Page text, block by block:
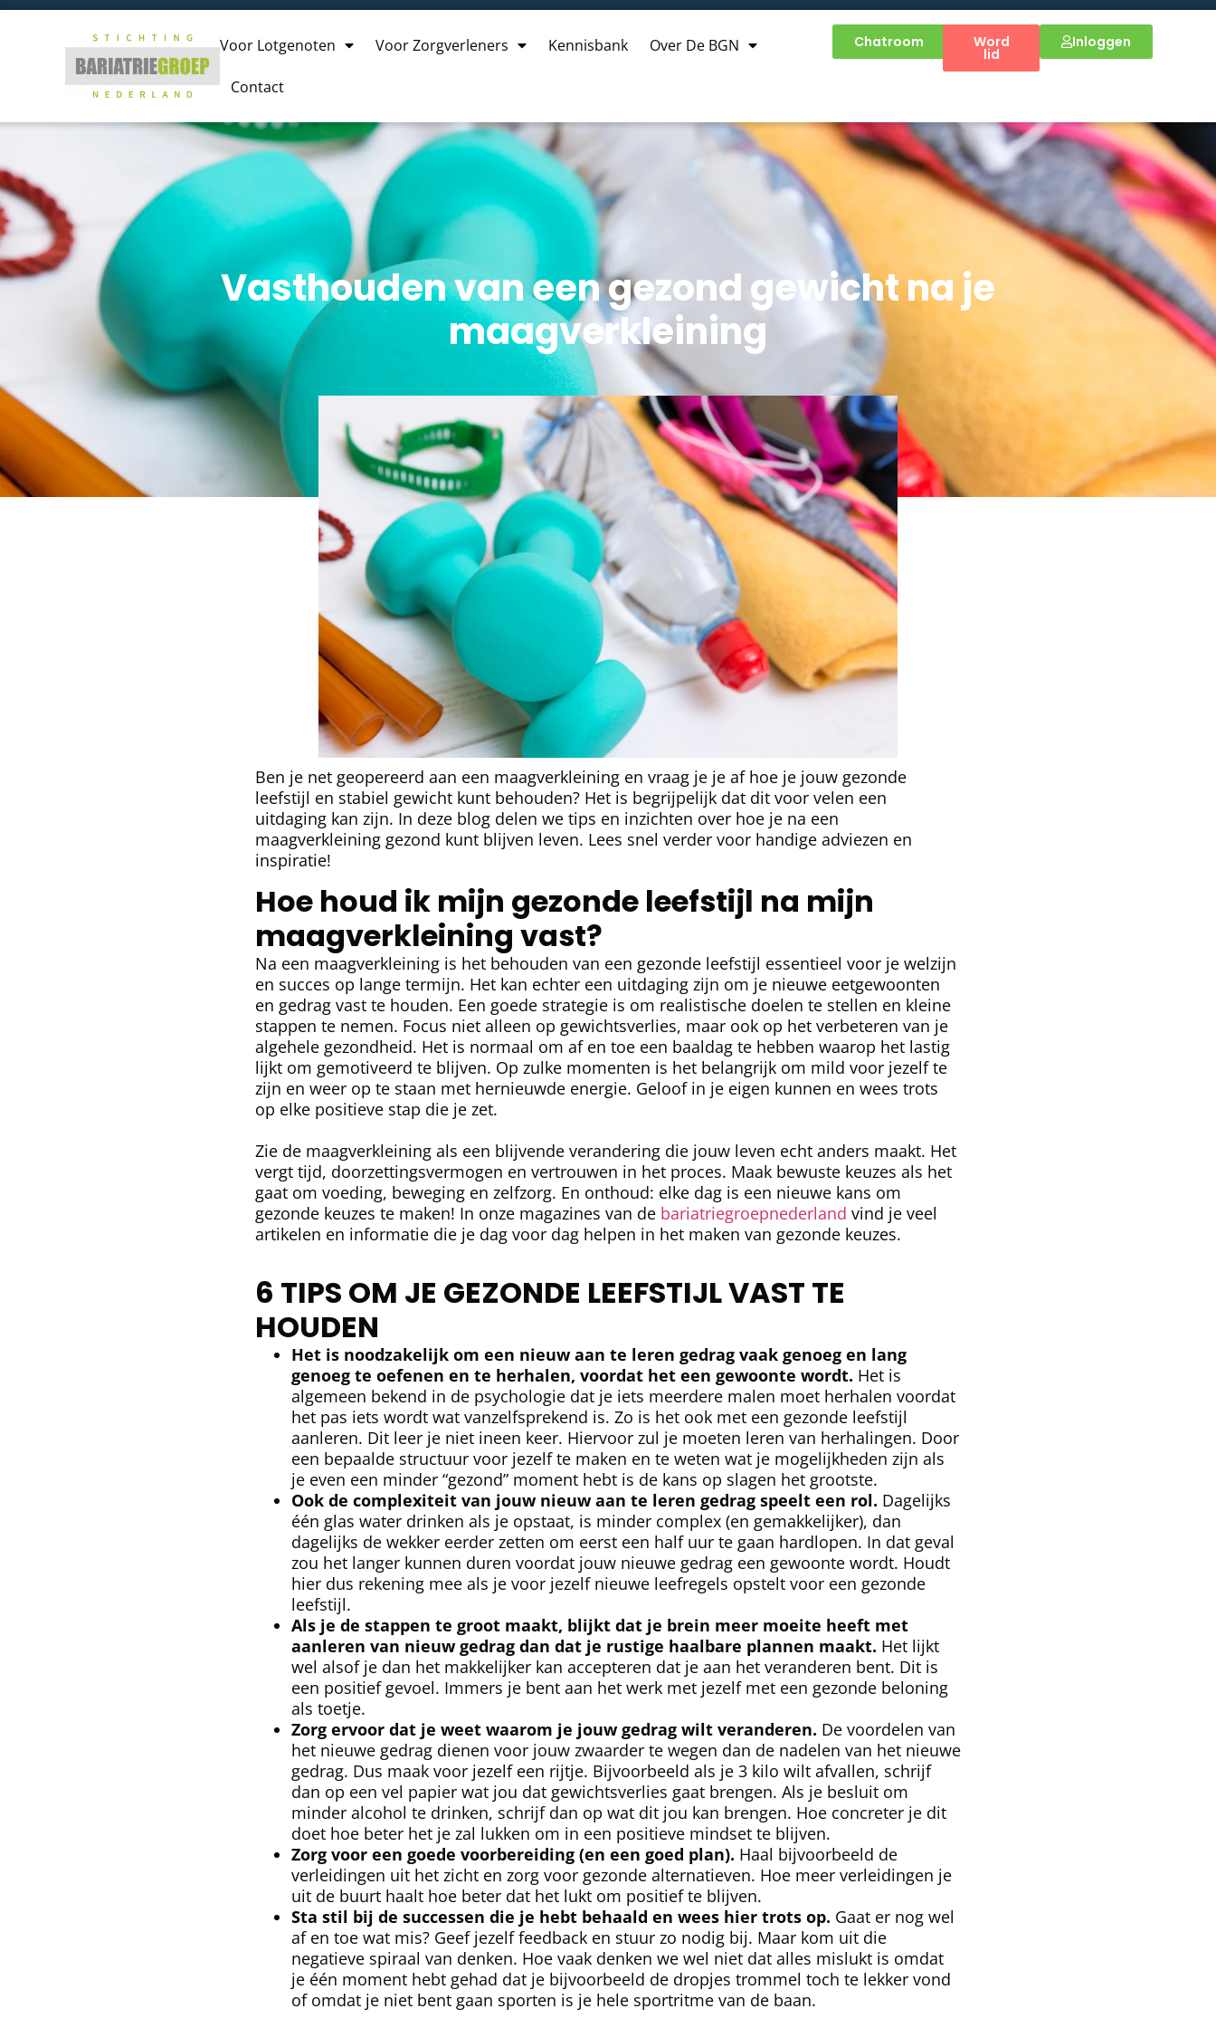
Voor Lotgenoten Voor Zorgverleners Kennisbank Over De BGN
Contact
Chatroom Word
lid
Inloggen
Vasthouden van een gezond gewicht na je
maagverkleining
Ben je net geopereerd aan een maagverkleining en vraag je je af hoe je jouw gezonde
leefstijl en stabiel gewicht kunt behouden? Het is begrijpelijk dat dit voor velen een
uitdaging kan zijn. In deze blog delen we tips en inzichten over hoe je na een
maagverkleining gezond kunt blijven leven. Lees snel verder voor handige adviezen en
inspiratie!
Hoe houd ik mijn gezonde leefstijl na mijn
maagverkleining vast?
Na een maagverkleining is het behouden van een gezonde leefstijl essentieel voor je welzijn
en succes op lange termijn. Het kan echter een uitdaging zijn om je nieuwe eetgewoonten
en gedrag vast te houden. Een goede strategie is om realistische doelen te stellen en kleine
stappen te nemen. Focus niet alleen op gewichtsverlies, maar ook op het verbeteren van je
algehele gezondheid. Het is normaal om af en toe een baaldag te hebben waarop het lastig
lijkt om gemotiveerd te blijven. Op zulke momenten is het belangrijk om mild voor jezelf te
zijn en weer op te staan met hernieuwde energie. Geloof in je eigen kunnen en wees trots
op elke positieve stap die je zet.
Zie de maagverkleining als een blijvende verandering die jouw leven echt anders maakt. Het
vergt tijd, doorzettingsvermogen en vertrouwen in het proces. Maak bewuste keuzes als het
gaat om voeding, beweging en zelfzorg. En onthoud: elke dag is een nieuwe kans om
gezonde keuzes te maken! In onze magazines van de bariatriegroepnederland vind je veel
artikelen en informatie die je dag voor dag helpen in het maken van gezonde keuzes.
6 TIPS OM JE GEZONDE LEEFSTIJL VAST TE
HOUDEN
Het is noodzakelijk om een nieuw aan te leren gedrag vaak genoeg en lang
genoeg te oefenen en te herhalen, voordat het een gewoonte wordt. Het is
algemeen bekend in de psychologie dat je iets meerdere malen moet herhalen voordat
het pas iets wordt wat vanzelfsprekend is. Zo is het ook met een gezonde leefstijl
aanleren. Dit leer je niet ineen keer. Hiervoor zul je moeten leren van herhalingen. Door
een bepaalde structuur voor jezelf te maken en te weten wat je mogelijkheden zijn als
je even een minder “gezond” moment hebt is de kans op slagen het grootste.
Ook de complexiteit van jouw nieuw aan te leren gedrag speelt een rol. Dagelijks
één glas water drinken als je opstaat, is minder complex (en gemakkelijker), dan
dagelijks de wekker eerder zetten om eerst een half uur te gaan hardlopen. In dat geval
zou het langer kunnen duren voordat jouw nieuwe gedrag een gewoonte wordt. Houdt
hier dus rekening mee als je voor jezelf nieuwe leefregels opstelt voor een gezonde
leefstijl.
Als je de stappen te groot maakt, blijkt dat je brein meer moeite heeft met
aanleren van nieuw gedrag dan dat je rustige haalbare plannen maakt. Het lijkt
wel alsof je dan het makkelijker kan accepteren dat je aan het veranderen bent. Dit is
een positief gevoel. Immers je bent aan het werk met jezelf met een gezonde beloning
als toetje.
Zorg ervoor dat je weet waarom je jouw gedrag wilt veranderen. De voordelen van
het nieuwe gedrag dienen voor jouw zwaarder te wegen dan de nadelen van het nieuwe
gedrag. Dus maak voor jezelf een rijtje. Bijvoorbeeld als je 3 kilo wilt afvallen, schrijf
dan op een vel papier wat jou dat gewichtsverlies gaat brengen. Als je besluit om
minder alcohol te drinken, schrijf dan op wat dit jou kan brengen. Hoe concreter je dit
doet hoe beter het je zal lukken om in een positieve mindset te blijven.
Zorg voor een goede voorbereiding (en een goed plan). Haal bijvoorbeeld de
verleidingen uit het zicht en zorg voor gezonde alternatieven. Hoe meer verleidingen je
uit de buurt haalt hoe beter dat het lukt om positief te blijven.
Sta stil bij de successen die je hebt behaald en wees hier trots op. Gaat er nog wel
af en toe wat mis? Geef jezelf feedback en stuur zo nodig bij. Maar kom uit die
negatieve spiraal van denken. Hoe vaak denken we wel niet dat alles mislukt is omdat
je één moment hebt gehad dat je bijvoorbeeld de dropjes trommel toch te lekker vond
of omdat je niet bent gaan sporten is je hele sportritme van de baan.